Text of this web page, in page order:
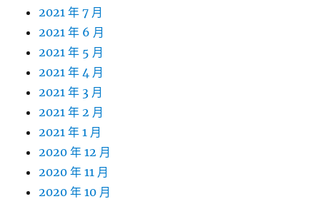
2021 年 7 月
2021 年 6 月
2021 年 5 月
2021 年 4 月
2021 年 3 月
2021 年 2 月
2021 年 1 月
2020 年 12 月
2020 年 11 月
2020 年 10 月